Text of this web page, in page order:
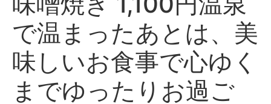
で温まったあとは、美
味しいお食事で心ゆく
までゆったりお過ご